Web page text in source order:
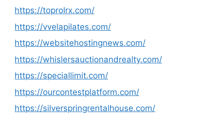
https://toprolrx.com/
https://vvelapilates.com/
https://websitehostingnews.com/
https://whislersauctionandrealty.com/
https://speciallimit.com/
https://ourcontestplatform.com/
https://silverspringrentalhouse.com/